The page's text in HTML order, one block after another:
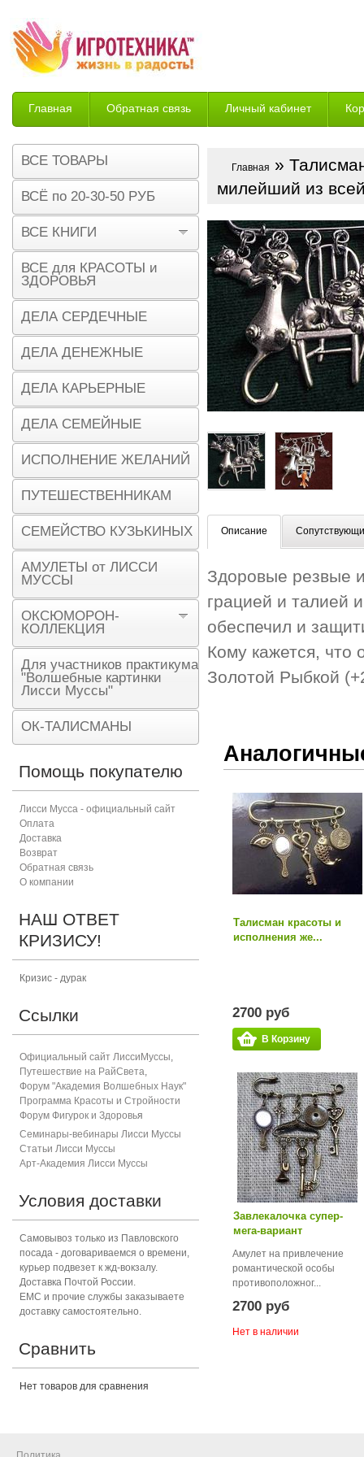
Главная Обратная связь Личный кабинет
Возврат
Главная »
милейший из
Описание
Здоровые резвые
грацией и талией
обеспечил и
Кому кажется, что
Золотой Рыбкой
Талисман красоты и
исполнения же...
2700 руб
В Корзину
Завлекалочка супер-
мега-вариант
Амулет на привлечение
романтической особы
противоположног...
2700 руб
Нет в наличии
ВСЕ ТОВАРЫ
ВСЁ по 20-30-50 РУБ
ВСЕ КНИГИ
ВСЕ для КРАСОТЫ и
ЗДОРОВЬЯ
ДЕЛА СЕРДЕЧНЫЕ
ДЕЛА ДЕНЕЖНЫЕ
ДЕЛА КАРЬЕРНЫЕ
ДЕЛА СЕМЕЙНЫЕ
ИСПОЛНЕНИЕ ЖЕЛАНИЙ
ПУТЕШЕСТВЕННИКАМ
СЕМЕЙСТВО КУЗЬКИНЫХ
АМУЛЕТЫ от ЛИССИ
МУССЫ
ОКСЮМОРОН-
КОЛЛЕКЦИЯ
Для участников практикума
"Волшебные картинки
Лисси Муссы"
ОК-ТАЛИСМАНЫ
Помощь покупателю
Лисси Мусса - официальный сайт
Оплата
Доставка
Возврат
Обратная связь
О компании
НАШ ОТВЕТ
КРИЗИСУ!
Кризис - дурак
Ссылки
Официальный сайт ЛиссиМуссы,
Путешествие на РайСвета,
Форум "Академия Волшебных Наук"
Программа Красоты и Стройности
Форум Фигурок и Здоровья
Семинары-вебинары Лисси Муссы
Статьи Лисси Муссы
Арт-Академия Лисси Муссы
Условия доставки
Самовывоз только из Павловского
посада - договариваемся о времени,
курьер подвезет к жд-вокзалу.
Доставка Почтой России.
ЕМС и прочие службы заказываете
доставку самостоятельно.
Сравнить
Нет товаров для сравнения